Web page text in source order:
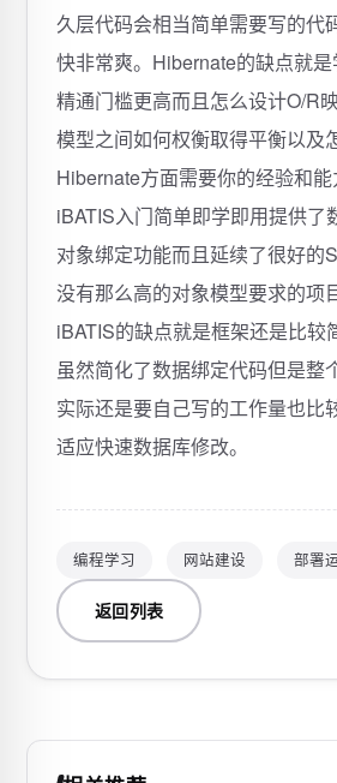
久层代码会相当简单需要写的代
快非常爽。Hibernate的缺点就
精通门槛更高而且怎么设计O/R
模型之间如何权衡取得平衡以及
Hibernate方面需要你的经验和能
iBATIS入门简单即学即用提供了
对象绑定功能而且延续了很好的
没有那么高的对象模型要求的项
iBATIS的缺点就是框架还是比较
虽然简化了数据绑定代码但是整
实际还是要自己写的工作量也比
适应快速数据库修改。
编程学习 网站建设 部署
返回列表